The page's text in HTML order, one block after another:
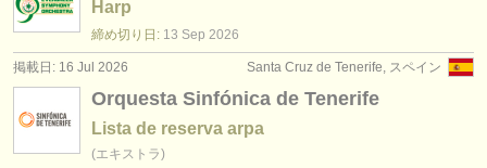
musicalchairsについて
お問い合わせ
rss feeds
Harp
締め切り日: 13 Sep 2026
Santa Cruz de Tenerife, スペイン
掲載日: 16 Jul 2026
Orquesta Sinfónica de Tenerife
Lista de reserva arpa
(エキストラ)